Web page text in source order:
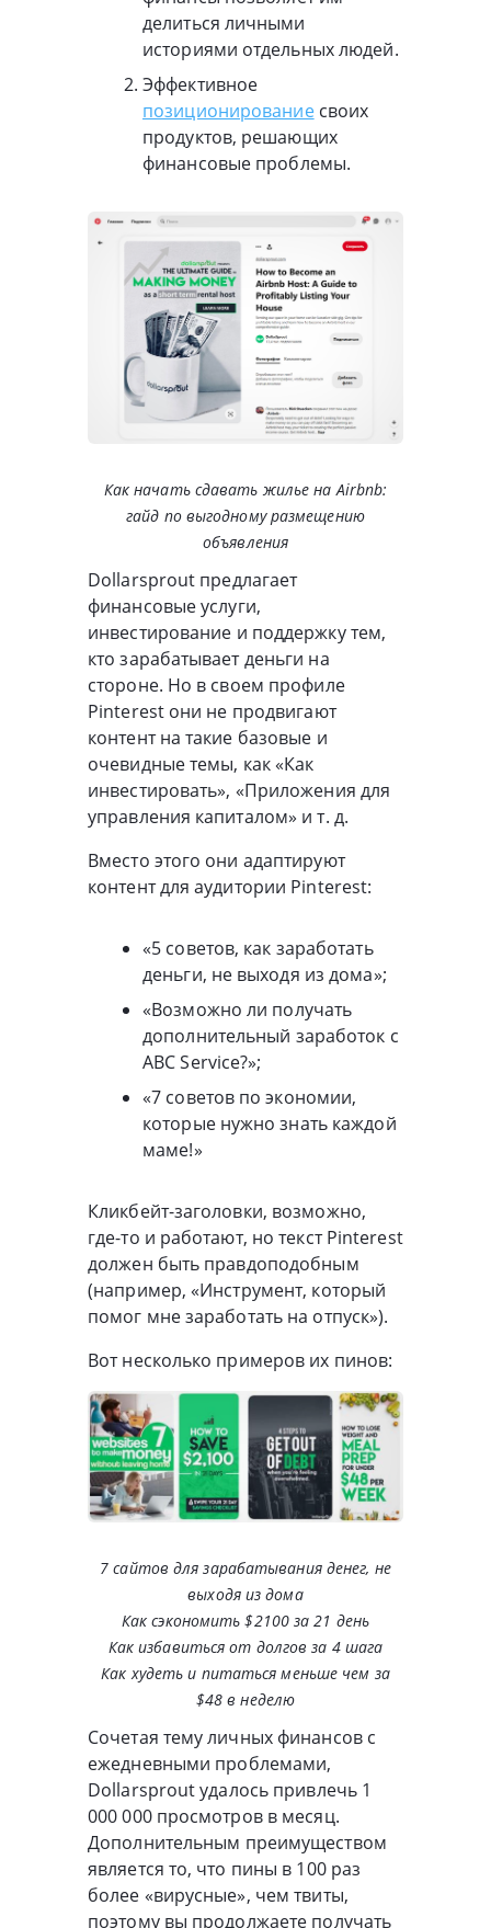
делиться личными
историями отдельных людей.
Эффективное
позиционированиесвоих
продуктов, решающих
финансовые проблемы.
Как начать сдавать жилье на Airbnb:
гайд по выгодному размещению
объявления
Dollarsprout предлагает
финансовые услуги,
инвестирование и поддержку тем,
кто зарабатывает деньги на
стороне. Но в своем профиле
Pinterest они не продвигают
контент на такие базовые и
очевидные темы, как «Как
инвестировать», «Приложения для
управления капиталом» и т. д.
Вместо этого они адаптируют
контент для аудитории Pinterest:
«5 советов, как заработать
деньги, не выходя из дома»;
«Возможно ли получать
дополнительный заработок с
ABC Service?»;
«7 советов по экономии,
которые нужно знать каждой
маме!»
Кликбейт-заголовки, возможно,
где-то и работают, но текст Pinterest
должен быть правдоподобным
(например, «Инструмент, который
помог мне заработать на отпуск»).
Вот несколько примеров их пинов:
7 сайтов для зарабатывания денег, не
выходя из дома
Как сэкономить $2100 за 21 день
Как избавиться от долгов за 4 шага
Как худеть и питаться меньше чем за
$48 в неделю
Сочетая тему личных финансов с
ежедневными проблемами,
Dollarsprout удалось привлечь 1
000 000 просмотров в месяц.
Дополнительным преимуществом
является то, что пины в 100 раз
более «вирусные», чем твиты,
поэтому вы продолжаете получать